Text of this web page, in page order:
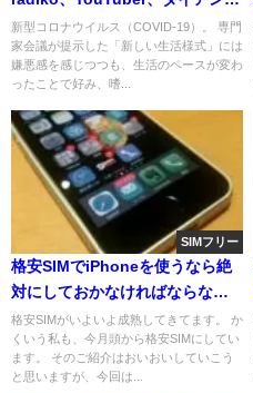
など
新型コロナウイルス（COVID-19）。 専門
家会議が提示した「新しい生活様式」には
嫌悪感を感じつつも、生活のペースが変わ
ったことで好み、嗜...
SIMフリー
格安SIMでiPhoneを使うなら絶
対にしておかなければならない1
つの設定
格安SIMがいよいよ成熟してきてます。 か
くいう私も、今月頭から格安SIMにしてい
ます。 そのご紹介はおいおいしていこう
と思いますが、今回は...